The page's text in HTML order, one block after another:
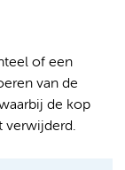
of een
van de
de kop
verwijderd.